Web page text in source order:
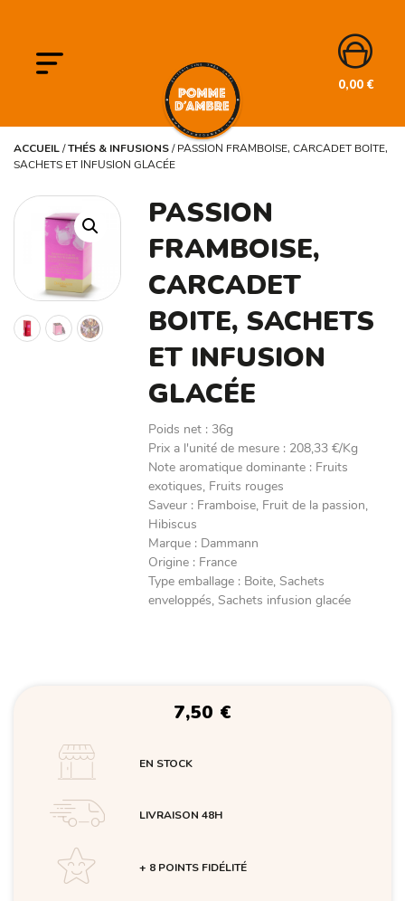
0,00 €
ACCUEIL/THÉS & INFUSIONS/PASSION FRAMBOISE, CARCADET BOITE,
SACHETS ET INFUSION GLACÉE
PASSION
FRAMBOISE,
CARCADET
BOITE, SACHETS
ET INFUSION
GLACÉE
Poids net : 36g
Prix a l'unité de mesure : 208,33 €/Kg
Note aromatique dominante : Fruits
exotiques, Fruits rouges
Saveur : Framboise, Fruit de la passion,
Hibiscus
Marque : Dammann
Origine : France
Type emballage : Boite, Sachets
enveloppés, Sachets infusion glacée
7,50 €
EN STOCK
LIVRAISON 48H
+ 8 POINTS FIDÉLITÉ